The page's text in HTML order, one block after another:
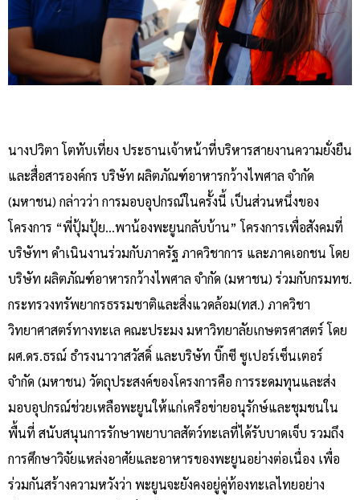
นางปวิตา โตทับเที่ยง ประธานเจ้าหน้าที่บริหารสายงานความยั่งยืน
และสื่อสารองค์กร บริษัท ผลิตภัณฑ์อาหารกว้างไพศาล จำกัด
(มหาชน) กล่าวว่า การมอบอุปกรณ์ในครั้งนี้ เป็นส่วนหนึ่งของ
โครงการ “พี่ปุ้มปุ้ย…พาน้องพะยูนกลับบ้าน” โครงการเพื่อสังคมที่
บริษัทฯ ดำเนินงานร่วมกับภาครัฐ ภาควิชาการ และภาคเอกชน โดย
บริษัท ผลิตภัณฑ์อาหารกว้างไพศาล จำกัด (มหาชน) ร่วมกับกรมทช.
กระทรวงทรัพยากรธรรมชาติและสิ่งแวดล้อม(ทส.) ภาควิชา
วิทยาศาสตร์ทางทะเล คณะประมง มหาวิทยาลัยเกษตรศาสตร์ โดย
ผศ.ดร.ธรณ์ ธำรงนาวาสวัสดิ์ และบริษัท บิ๊กซี ซูเปอร์เซ็นเตอร์
จำกัด (มหาชน) วัตถุประสงค์ของโครงการคือ การระดมทุนและส่ง
มอบอุปกรณ์ช่วยเหลือพะยูนให้แก่เครือข่ายอนุรักษ์และชุมชนใน
พื้นที่ สนับสนุนการรักษาพยาบาลสัตว์ทะเลที่ได้รับบาดเจ็บ รวมถึง
การศึกษาวิจัยแหล่งอาศัยและอาหารของพะยูนอย่างต่อเนื่อง เพื่อ
ร่วมกันสร้างความหวังว่า พะยูนจะยังคงอยู่คู่ท้องทะเลไทยอย่าง